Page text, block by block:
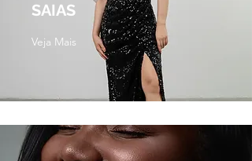
SAIAS
Veja Mais